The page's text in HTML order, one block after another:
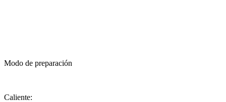
Modo de preparación
Caliente: